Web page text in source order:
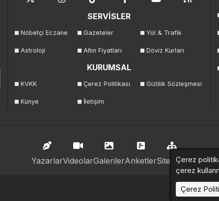
SERVİSLER
Nöbetçi Eczane Gazeteler Yol & Trafik
Astroloji Altın Fiyatları Döviz Kurları
KURUMSAL
KVKK Çerez Politikası Gizlilik Sözleşmesi
Künye İletişim
YazarlarVideolarGalerilerAnketlerSitemap
Çerez
çerez
Çerez